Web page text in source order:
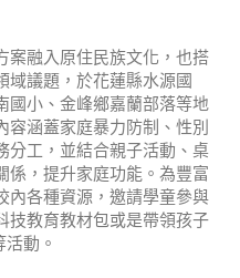
案融入原住民族文化，也搭
域議題，於花蓮縣水源國
國小、金峰鄉嘉蘭部落等地
容涵蓋家庭暴力防制、性別
分工，並結合親子活動、桌
係，提升家庭功能。為豐富
內各種資源，邀請學童參與
技教育教材包或是帶領孩子
動。